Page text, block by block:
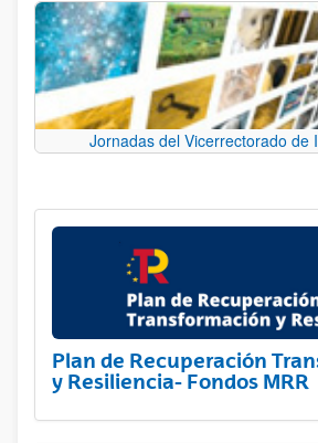
Jornadas del Vicerrectorado de
Plan de Recuperación
y Resiliencia- Fondos MRR